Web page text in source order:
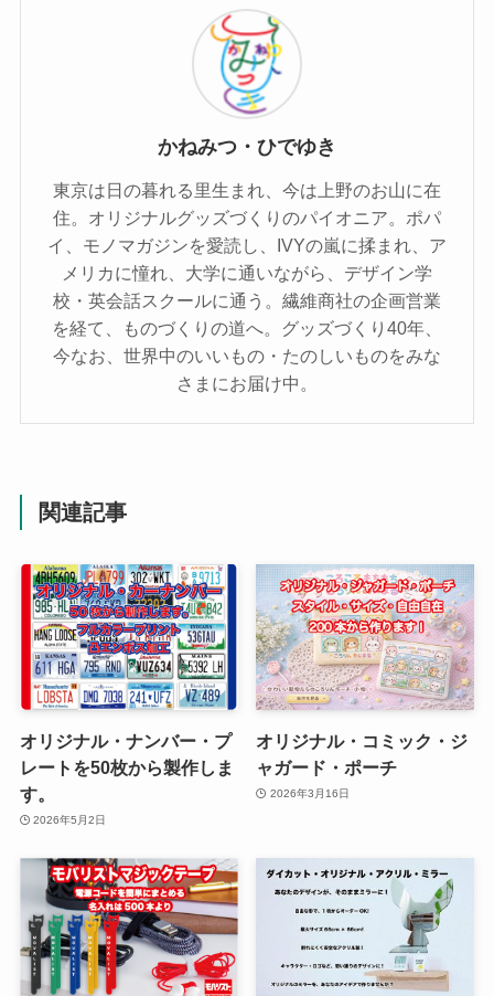
かねみつ・ひでゆき
東京は日の暮れる里生まれ、今は上野のお山に在
住。オリジナルグッズづくりのパイオニア。ポパ
イ、モノマガジンを愛読し、IVYの嵐に揉まれ、ア
メリカに憧れ、大学に通いながら、デザイン学
校・英会話スクールに通う。繊維商社の企画営業
を経て、ものづくりの道へ。グッズづくり40年、
今なお、世界中のいいもの・たのしいものをみな
さまにお届け中。
関連記事
オリジナル・ナンバー・プ
レートを50枚から製作しま
す。
2026年5月2日
オリジナル・コミック・ジ
ャガード・ポーチ
2026年3月16日